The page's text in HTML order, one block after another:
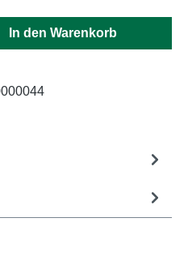
den gewünschten
In den Warenkorb